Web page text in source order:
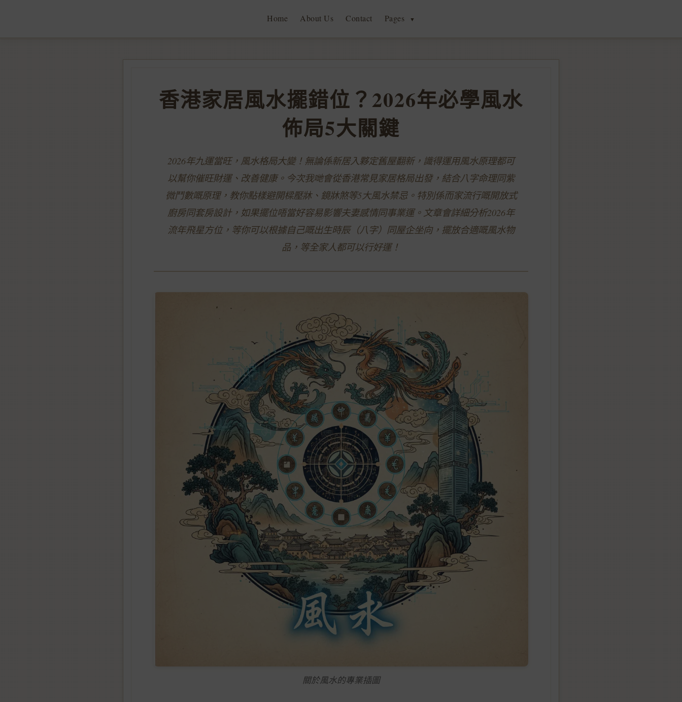
Home About Us Contact Pages ▼
香港家居風水擺錯位？2026年必學風水
佈局5大關鍵
2026年九運當旺，風水格局大變！無論係新居入夥定舊屋翻新，識得運用風水原理都可
以幫你催旺財運、改善健康。今次我哋會從香港常見家居格局出發，結合八字命理同紫
微鬥數嘅原理，教你點樣避開樑壓牀、鏡牀煞等5大風水禁忌。特別係而家流行嘅開放式
廚房同套房設計，如果擺位唔當好容易影響夫妻感情同事業運。文章會詳細分析2026年
流年飛星方位，等你可以根據自己嘅出生時辰（八字）同屋企坐向，擺放合適嘅風水物
品，等全家人都可以行好運！
關於風水的專業插圖